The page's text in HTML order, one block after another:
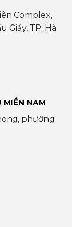
Complex,
Giấy, TP. Hà
MIỀN NAM
phường